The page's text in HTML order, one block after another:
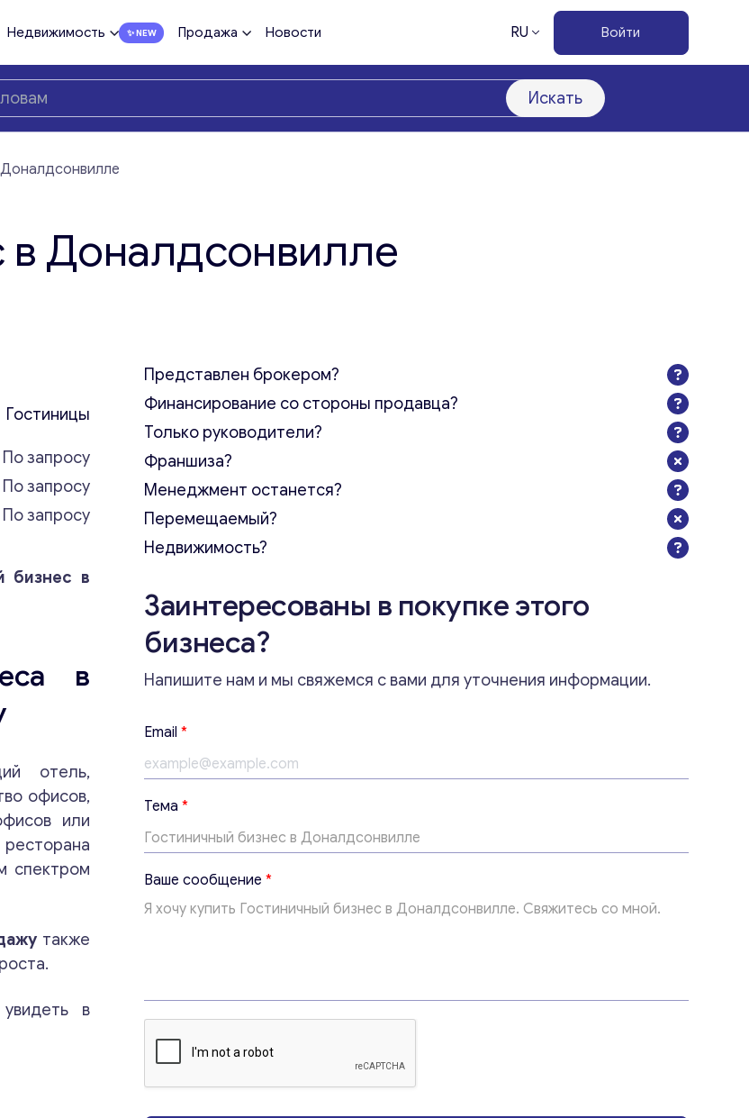
Недвижимость Продажа Новости RU Войти
Искать
Консультация
нам запрос, и мы свяжемся с вами в
в Доналдсонвилле
Гостиницы
По запросу
По запросу
По запросу
бизнес в
в
отель,
офисов,
или
спектром
также
в
Представлен брокером?
Финансирование со стороны продавца?
Только руководители?
Франшиза?
Менеджмент останется?
Перемещаемый?
Недвижимость?
Заинтересованы в покупке этого
бизнеса?
Напишите нам и мы свяжемся с вами для уточнения информации.
Email *
Т
е
м
а
с
о
о
и
Тема *
Ваше сообщение *